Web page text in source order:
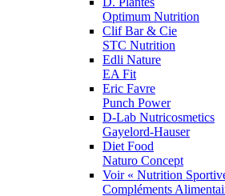
Optimum Nutrition
Clif Bar & Cie
STC Nutrition
Edli Nature
EA Fit
Eric Favre
Punch Power
D-Lab Nutricosmetics
Gayelord-Hauser
Diet Food
Naturo Concept
Voir « Nutrition
Compléments